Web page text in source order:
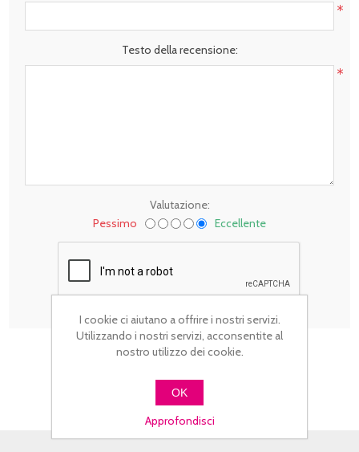
*
Testo della recensione:
*
Valutazione:
Pessimo
Eccellente
I cookie ci aiutano a offrire i nostri servizi.
Utilizzando i nostri servizi, acconsentite al
nostro utilizzo dei cookie.
OK
Approfondisci